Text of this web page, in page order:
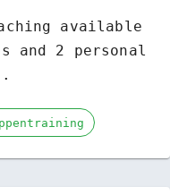
available
and 2 personal